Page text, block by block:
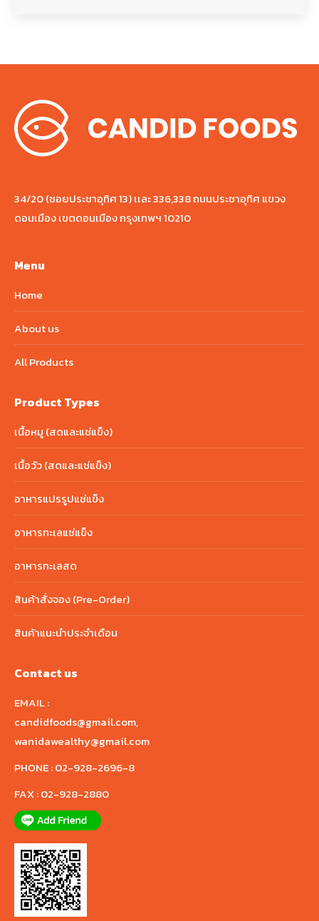
34/20 (ซอยประชาอุทิศ 13) เเละ 336,338 ถนนประชาอุทิศ แขวง
ดอนเมือง เขตดอนเมือง กรุงเทพฯ 10210
Menu
Home
About us
All Products
Product Types
เนื้อหมู (สดและแช่แข็ง)
เนื้อวัว (สดและแช่แข็ง)
อาหารแปรรูปแช่แข็ง
อาหารทะเลแช่แข็ง
อาหารทะเลสด
สินค้าสั่งจอง (Pre-Order)
สินค้าแนะนำประจำเดือน
Contact us
EMAIL :
candidfoods@gmail.com,
wanidawealthy@gmail.com
PHONE :02-928-2696-8
FAX :02-928-2880